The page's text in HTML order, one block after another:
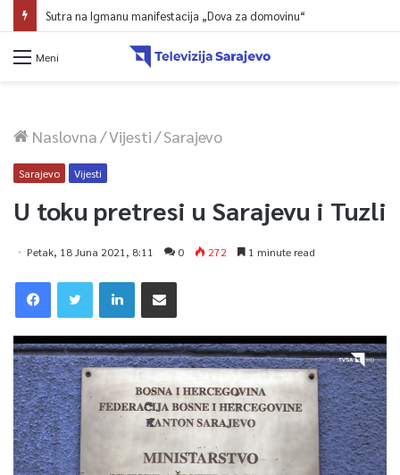
Sutra na Igmanu manifestacija „Dova za domovinu“
Meni
Naslovna/Vijesti/Sarajevo
Sarajevo Vijesti
U toku pretresi u Sarajevu i Tuzli
Petak, 18 Juna 2021, 8:11 0 272 1 minute read